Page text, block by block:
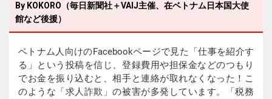
By KOKORO（毎日新聞社＋VAIJ主催、在ベトナム日本国大使
館など後援）
ベトナム人向けのFacebookページで見た「仕事を紹介す
る」という投稿を信じ、登録費用や担保金などのつもり
でお金を振り込むと、相手と連絡が取れなくなった！こ
のような「求人詐欺」の被害が多発しています。「税務